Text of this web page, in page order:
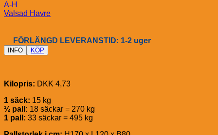
A-H
Valsad Havre
FÖRLÄNGD LEVERANSTID: 1-2 uger
INFO KÖP
Kilopris: DKK 4,73
1 säck: 15 kg
½ pall: 18 säckar = 270 kg
1 pall: 33 säckar = 495 kg